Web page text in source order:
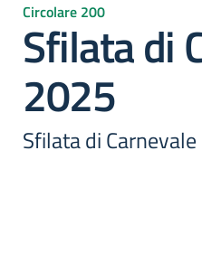
Circolare 200
Sfilata di
2025
Sfilata di